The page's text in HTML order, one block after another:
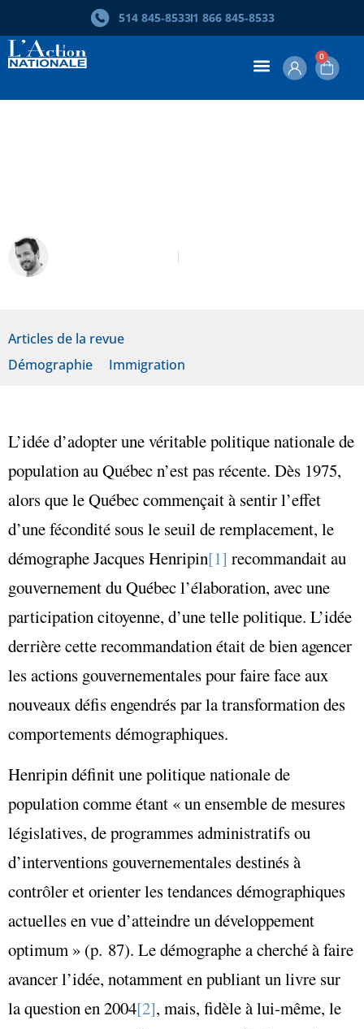
514 845‑85331 866 845‑8533
0
Articles de la revue
Démographie
Immigration
L’idée d’adopter une véritable politique nationale de
population au Québec n’est pas récente. Dès 1975,
alors que le Québec commençait à sentir l’effet
d’une fécondité sous le seuil de remplacement, le
démographe Jacques Henripin[1] recommandait au
gouvernement du Québec l’élaboration, avec une
participation citoyenne, d’une telle politique. L’idée
derrière cette recommandation était de bien agencer
les actions gouvernementales pour faire face aux
nouveaux défis engendrés par la transformation des
comportements démographiques.
Henripin définit une politique nationale de
population comme étant « un ensemble de mesures
législatives, de programmes administratifs ou
d’interventions gouvernementales destinés à
contrôler et orienter les tendances démographiques
actuelles en vue d’atteindre un développement
optimum » (p. 87). Le démographe a cherché à faire
avancer l’idée, notamment en publiant un livre sur
la question en 2004[2], mais, fidèle à lui-même, le